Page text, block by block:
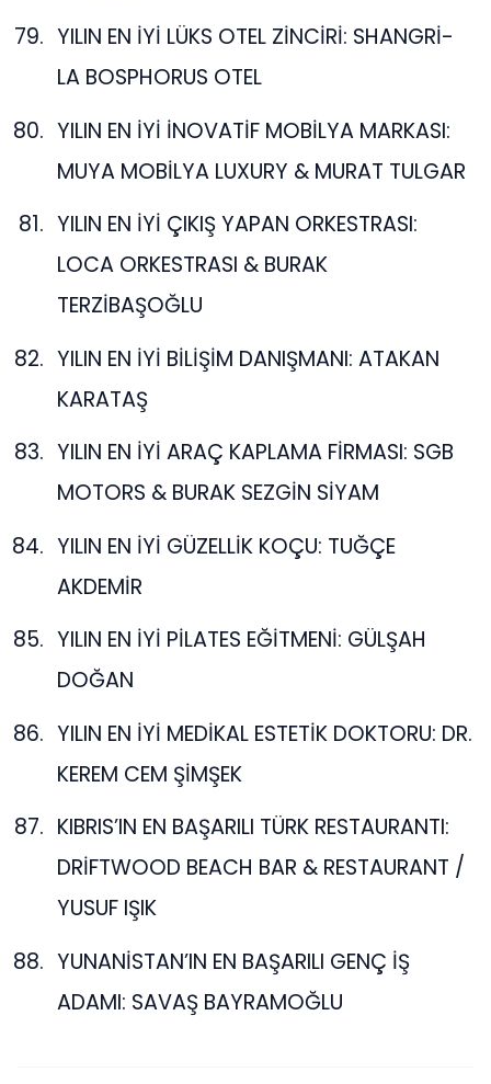
YILIN EN İYİ LÜKS OTEL ZİNCİRİ: SHANGRİ-
LA BOSPHORUS OTEL
YILIN EN İYİ İNOVATİF MOBİLYA MARKASI:
MUYA MOBİLYA LUXURY & MURAT TULGAR
YILIN EN İYİ ÇIKIŞ YAPAN ORKESTRASI:
LOCA ORKESTRASI & BURAK
TERZİBAŞOĞLU
YILIN EN İYİ BİLİŞİM DANIŞMANI: ATAKAN
KARATAŞ
YILIN EN İYİ ARAÇ KAPLAMA FİRMASI: SGB
MOTORS & BURAK SEZGİN SİYAM
YILIN EN İYİ GÜZELLİK KOÇU: TUĞÇE
AKDEMİR
YILIN EN İYİ PİLATES EĞİTMENİ: GÜLŞAH
DOĞAN
YILIN EN İYİ MEDİKAL ESTETİK DOKTORU: DR.
KEREM CEM ŞİMŞEK
KIBRIS’IN EN BAŞARILI TÜRK RESTAURANTI:
DRİFTWOOD BEACH BAR & RESTAURANT /
YUSUF IŞIK
YUNANİSTAN’IN EN BAŞARILI GENÇ İŞ
ADAMI: SAVAŞ BAYRAMOĞLU